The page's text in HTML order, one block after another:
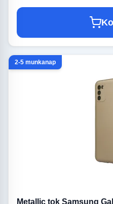
2-5 munkanap
Metallic tok Samsung